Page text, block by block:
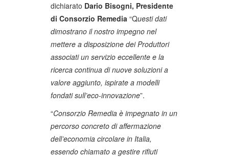
dichiarato Dario Bisogni, Presidente
di Consorzio Remedia “Questi dati
dimostrano il nostro impegno nel
mettere a disposizione dei Produttori
associati un servizio eccellente e la
ricerca continua di nuove soluzioni a
valore aggiunto, ispirate a modelli
fondati sull’eco-innovazione”.
“Consorzio Remedia è impegnato in un
percorso concreto di affermazione
dell’economia circolare in Italia,
essendo chiamato a gestire rifiuti